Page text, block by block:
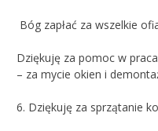
Bóg zapłać za wszelkie
Dziękuję za pomoc w
– za mycie okien i
6. Dziękuję za sprzątanie